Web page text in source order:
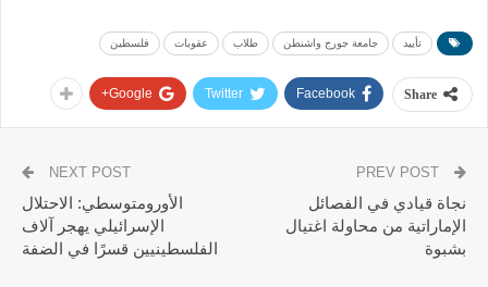
تأييد جامعة جورج واشنطن طلاب عقوبات فلسطين
Share
Facebook
Twitter
Google+
نجاة قيادي في الفصائل
الإماراتية من محاولة اغتيال
بشبوة
NEXT POST
الأورومتوسطي: الاحتلال
الإسرائيلي يهجر آلاف
الفلسطينيين قسرًا في الضفة